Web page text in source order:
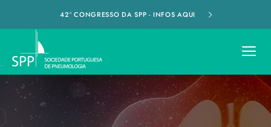
42º CONGRESSO DA SPP - INFOS AQUI